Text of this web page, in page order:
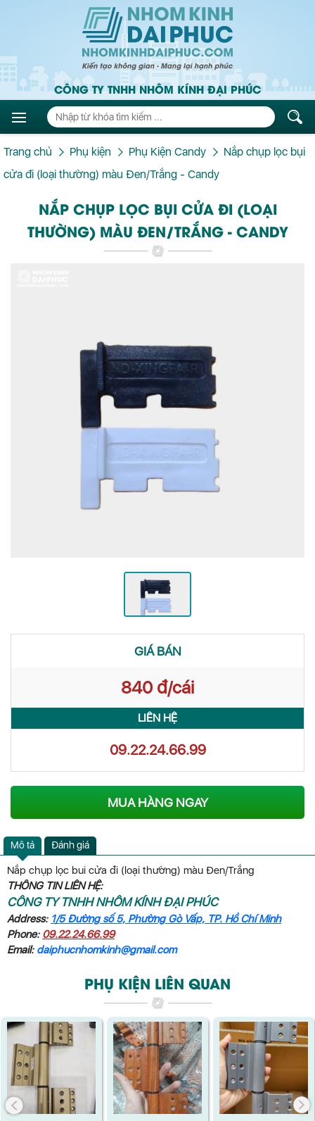
CÔNG TY TNHH NHÔM KÍNH ĐẠI PHÚC
Trang chủ Phụ kiện Phụ Kiện Candy
Nắp chụp lọc bụi
cửa đi (loại thường) màu Đen/Trắng - Candy
NẮP CHỤP LỌC BỤI CỬA ĐI (LOẠI
THƯỜNG) MÀU ĐEN/TRẮNG - CANDY
GIÁ BÁN
840 đ/cái
LIÊN HỆ
09.22.24.66.99
MUA HÀNG NGAY
Mô tả Đánh giá
Nắp chụp lọc bui cửa đi (loại thường) màu Đen/Trắng
THÔNG TIN LIÊN HỆ:
CÔNG TY TNHH NHÔM KÍNH ĐẠI PHÚC
Address: 1/5 Đường số 5, Phường Gò Vấp, TP. Hồ Chí Minh
Phone: 09.22.24.66.99
Email: daiphucnhomkinh@gmail.com
PHỤ KIỆN LIÊN QUAN